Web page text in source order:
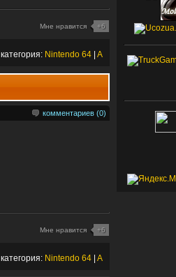
Мне нравится +6
категория: Nintendo 64 A
комментариев (0)
Мне нравится +6
категория: Nintendo 64 A